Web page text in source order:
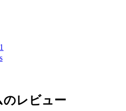
のレビュー